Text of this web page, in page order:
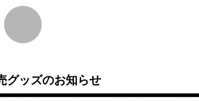
グッズのお知らせ